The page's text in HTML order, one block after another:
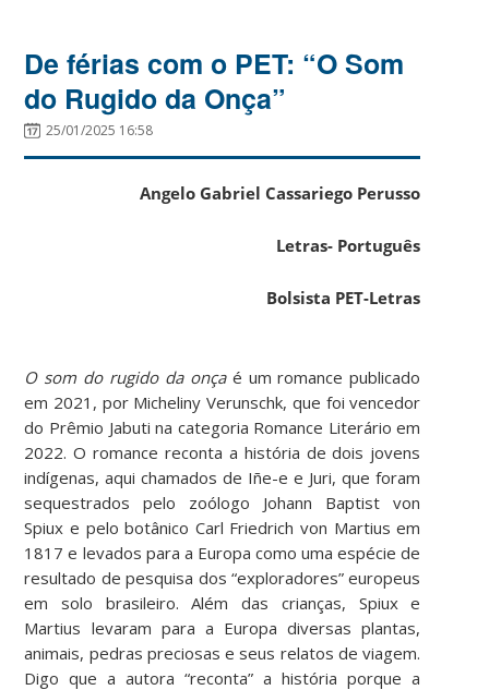
De férias com o PET: “O Som
do Rugido da Onça”
25/01/2025 16:58
Angelo Gabriel Cassariego Perusso
Letras- Português
Bolsista PET-Letras
O som do rugido da onçaé um romance publicado
em 2021, por Micheliny Verunschk, que foi vencedor
do Prêmio Jabuti na categoria Romance Literário em
2022. O romance reconta a história de dois jovens
indígenas, aqui chamados de Iñe-e e Juri, que foram
sequestrados pelo zoólogo Johann Baptist von
Spiux e pelo botânico Carl Friedrich von Martius em
1817 e levados para a Europa como uma espécie de
resultado de pesquisa dos “exploradores” europeus
em solo brasileiro. Além das crianças, Spiux e
Martius levaram para a Europa diversas plantas,
animais, pedras preciosas e seus relatos de viagem.
Digo que a autora “reconta” a história porque a